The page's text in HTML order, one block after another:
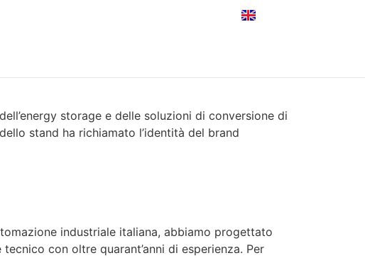
storage e delle soluzioni di conversione di
stand ha richiamato l’identità del brand
industriale italiana, abbiamo progettato
con oltre quarant’anni di esperienza. Per